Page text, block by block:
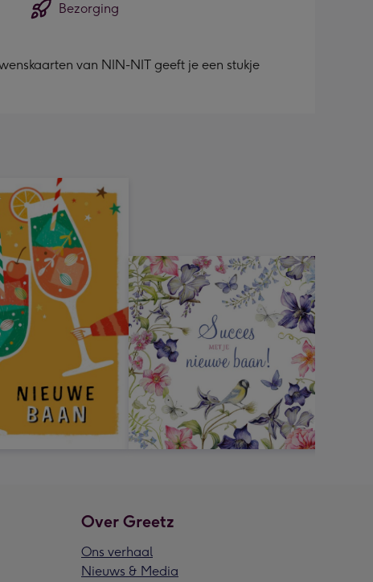
Bezorging
van NIN-NIT geeft je een stukje
Over Greetz
Ons verhaal
Nieuws & Media